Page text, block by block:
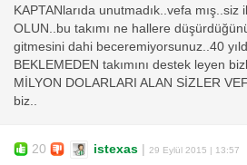
KAPTANlarıda unutmadık..vefa
OLUN..bu takımı ne hallere
gitmesini dahi beceremiyorsunuz..40
BEKLEMEDEN takımını destek leyen
MİLYON DOLARLARI ALAN SİZLER
biz..
20 istexas | 29 Eylül 2015 | 13:57